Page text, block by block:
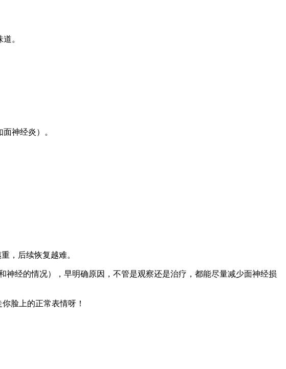
。
神经炎）。
，后续恢复越难。
的情况），早明确原因，不管是观察还是治疗，都能尽量减少面神经损
脸上的正常表情呀！